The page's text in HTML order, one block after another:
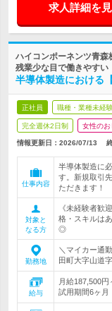
求人詳細を
ハイコンポーネンツ青森
残業少な目で働きやすい
半導体製造における
正社員 職種・業種未経
完全週休2日制 女性のお
情報更新日：2026/07/13
仕事内容
半導体製造に
す。新規取引
ただきます！
対象と
なる方
《未経験者歓
格・スキルは
◎
勤務地
＼マイカー通
田町大字山道
給与
月給187,500
試用期間6ヶ月